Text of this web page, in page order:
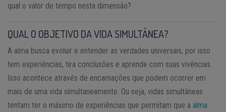
qual o valor de tempo nesta dimensão?
QUAL O OBJETIVO DA VIDA SIMULTÂNEA?
A alma busca evoluir e entender as verdades universais, por isso
tem experiências, tira conclusões e aprende com suas vivências.
Isso acontece através de encarnações que podem ocorrer em
mais de uma vida simultaneamente. Ou seja, vidas simultâneas
tentam ter o máximo de experiências que permitam que a alma